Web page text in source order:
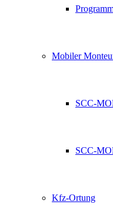
Mobiler
SCC-
SCC-
Kfz-Ortung